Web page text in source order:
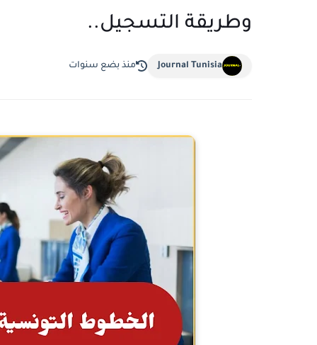
وطريقة التسجيل..
Journal Tunisia منذ بضع سنوات